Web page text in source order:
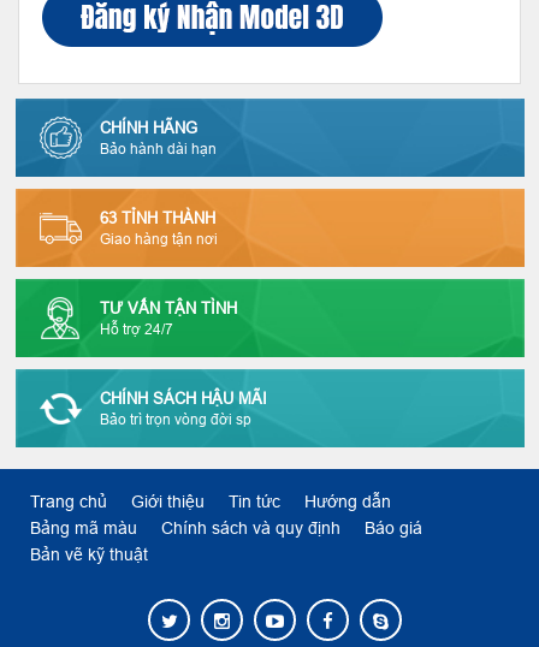
CHÍNH HÃNG
Bảo hành dài hạn
63 TỈNH THÀNH
Giao hàng tận nơi
TƯ VẤN TẬN TÌNH
Hỗ trợ 24/7
CHÍNH SÁCH HẬU MÃI
Bảo trì trọn vòng đời sp
Trang chủ Giới thiệu Tin tức
Hướng dẫn
Bảng mã màu
Chính sách và quy định
Báo giá
Bản vẽ kỹ thuật